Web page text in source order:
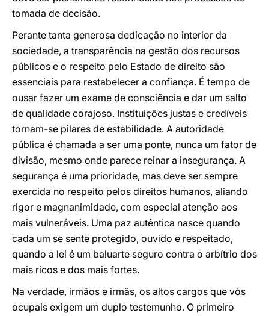
tomada de decisão.
Perante tanta generosa dedicação no interior da
sociedade, a transparência na gestão dos recursos
públicos e o respeito pelo Estado de direito são
essenciais para restabelecer a confiança. É tempo de
ousar fazer um exame de consciência e dar um salto
de qualidade corajoso. Instituições justas e credíveis
tornam-se pilares de estabilidade. A autoridade
pública é chamada a ser uma ponte, nunca um fator de
divisão, mesmo onde parece reinar a insegurança. A
segurança é uma prioridade, mas deve ser sempre
exercida no respeito pelos direitos humanos, aliando
rigor e magnanimidade, com especial atenção aos
mais vulneráveis. Uma paz autêntica nasce quando
cada um se sente protegido, ouvido e respeitado,
quando a lei é um baluarte seguro contra o arbítrio dos
mais ricos e dos mais fortes.
Na verdade, irmãos e irmãs, os altos cargos que vós
ocupais exigem um duplo testemunho. O primeiro